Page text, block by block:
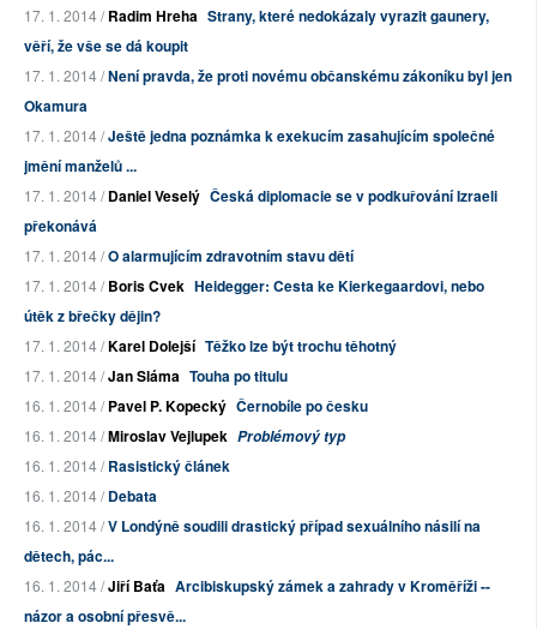
17. 1. 2014 /Radim Hreha Strany, které nedokázaly vyrazit gaunery,
věří, že vše se dá koupit
17. 1. 2014 /Není pravda, že proti novému občanskému zákoníku byl jen
Okamura
17. 1. 2014 /Ještě jedna poznámka k exekucím zasahujícím společné
jmění manželů ...
17. 1. 2014 /Daniel Veselý Česká diplomacie se v podkuřování Izraeli
překonává
17. 1. 2014 /O alarmujícím zdravotním stavu dětí
17. 1. 2014 /Boris Cvek Heidegger: Cesta ke Kierkegaardovi, nebo
útěk z břečky dějin?
17. 1. 2014 /Karel Dolejší Těžko lze být trochu těhotný
17. 1. 2014 /Jan Sláma Touha po titulu
16. 1. 2014 /Pavel P. Kopecký Černobíle po česku
16. 1. 2014 /Miroslav Vejlupek Problémový typ
16. 1. 2014 /Rasistický článek
16. 1. 2014 /Debata
16. 1. 2014 /V Londýně soudili drastický případ sexuálního násilí na
dětech, pác...
16. 1. 2014 /Jiří Baťa Arcibiskupský zámek a zahrady v Kroměříži --
názor a osobní přesvě...